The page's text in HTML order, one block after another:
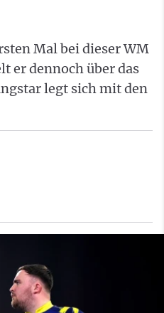
Mal bei dieser WM
er dennoch über das
legt sich mit den